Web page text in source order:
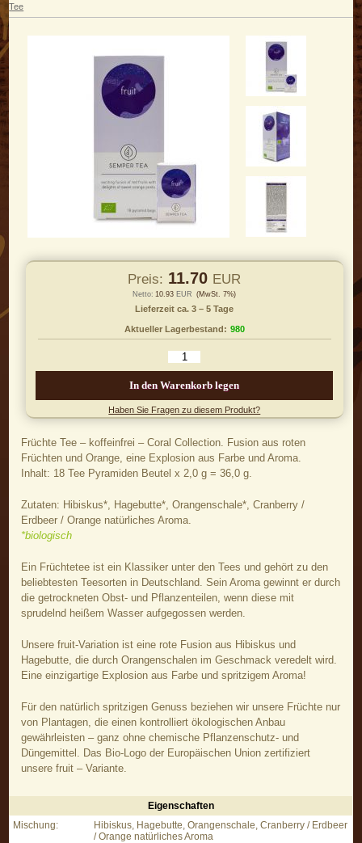
Tee
Preis: 11.70 EUR
Netto: 10.93 EUR (MwSt. 7%)
Lieferzeit ca. 3 – 5 Tage
Aktueller Lagerbestand: 980
Haben Sie Fragen zu diesem Produkt?
Früchte Tee – koffeinfrei – Coral Collection. Fusion aus roten
Früchten und Orange, eine Explosion aus Farbe und Aroma.
Inhalt: 18 Tee Pyramiden Beutel x 2,0 g = 36,0 g.
Zutaten: Hibiskus*, Hagebutte*, Orangenschale*, Cranberry /
Erdbeer / Orange natürliches Aroma.
*biologisch
Ein Früchtetee ist ein Klassiker unter den Tees und gehört zu den
beliebtesten Teesorten in Deutschland. Sein Aroma gewinnt er durch
die getrockneten Obst- und Pflanzenteilen, wenn diese mit
sprudelnd heißem Wasser aufgegossen werden.
Unsere fruit-Variation ist eine rote Fusion aus Hibiskus und
Hagebutte, die durch Orangenschalen im Geschmack veredelt wird.
Eine einzigartige Explosion aus Farbe und spritzigem Aroma!
Für den natürlich spritzigen Genuss beziehen wir unsere Früchte nur
von Plantagen, die einen kontrolliert ökologischen Anbau
gewährleisten – ganz ohne chemische Pflanzenschutz- und
Düngemittel. Das Bio-Logo der Europäischen Union zertifiziert
unsere fruit – Variante.
Fruit – Früchte Tee - Eigenschaften
Eigenschaften
Mischung:
Hibiskus, Hagebutte, Orangenschale, Cranberry / Erdbeer
/ Orange natürliches Aroma